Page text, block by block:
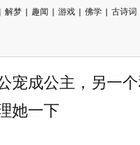
| 解梦 | 趣闻 | 游戏 | 佛学 | 古诗词
宠成公主，另一
她一下